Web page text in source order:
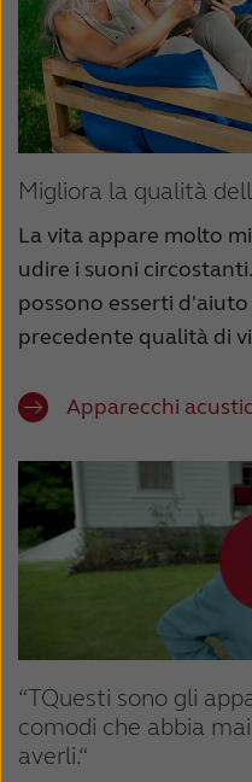
Migliora la qualità
La vita appare molto
udire i suoni
possono esserti
precedente qualità di
Apparecchi
“TQuesti sono gli
comodi che abbia
averli.“